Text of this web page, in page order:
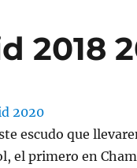
2018
escudo que
el primero en